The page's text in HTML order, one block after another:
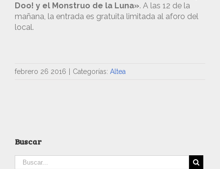
Doo! y el Monstruo de la Luna». A las 12 de la
mañana, la entrada es gratuita limitada al aforo del
local.
febrero 26 2016 Categorías: Altea
Buscar